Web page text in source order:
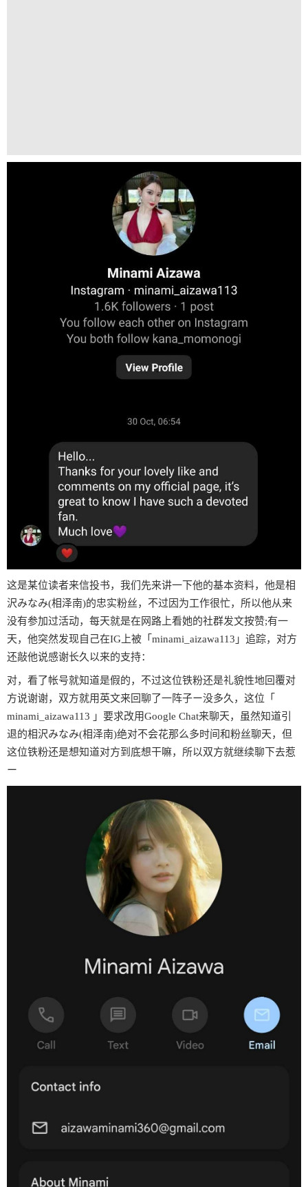
这是某位读者来信投书，我们先来讲一下他的基本资料，他是相
沢みなみ(相泽南)的忠实粉丝，不过因为工作很忙，所以他从来
没有参加过活动，每天就是在网路上看她的社群发文按赞;有一
天，他突然发现自己在IG上被「minami_aizawa113」追踪，对方
还敲他说感谢长久以来的支持：
对，看了帐号就知道是假的，不过这位铁粉还是礼貌性地回覆对
方说谢谢，双方就用英文来回聊了一阵子ー没多久，这位「
minami_aizawa113 」要求改用Google Chat来聊天，虽然知道引
退的相沢みなみ(相泽南)绝对不会花那么多时间和粉丝聊天，但
这位铁粉还是想知道对方到底想干嘛，所以双方就继续聊下去惹
ー